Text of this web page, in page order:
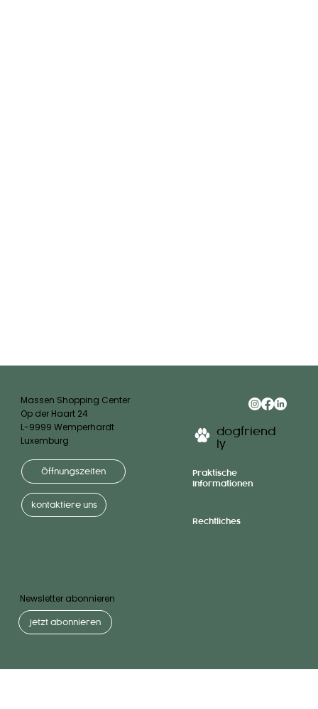
Newsletter abonnieren
Jetzt abonnieren
dogfriend
ly
Praktische
Informationen
Rechtliches
Massen Shopping Center
Op der Haart 24
L-9999 Wemperhardt
Luxemburg
Öffnungszeiten
kontaktiere uns